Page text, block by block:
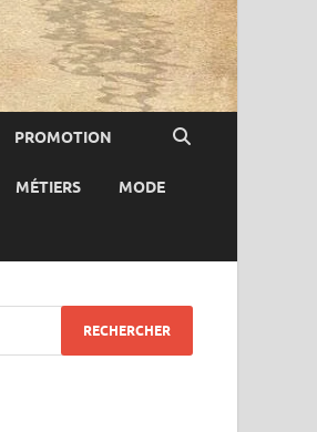
PROMOTION
MÉTIERS MODE